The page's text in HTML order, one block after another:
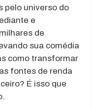
pelo universo do
e
de
sua comédia
como transformar
fontes de renda
É isso que